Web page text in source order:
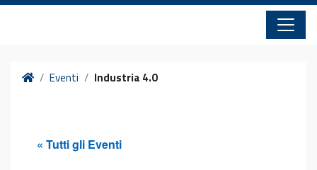
HomeEventi Industria 4.0
« Tutti gli Eventi